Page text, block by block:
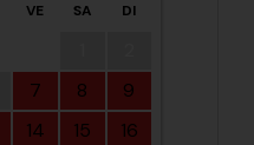
VE SA DI
7 8
9
14 15
16